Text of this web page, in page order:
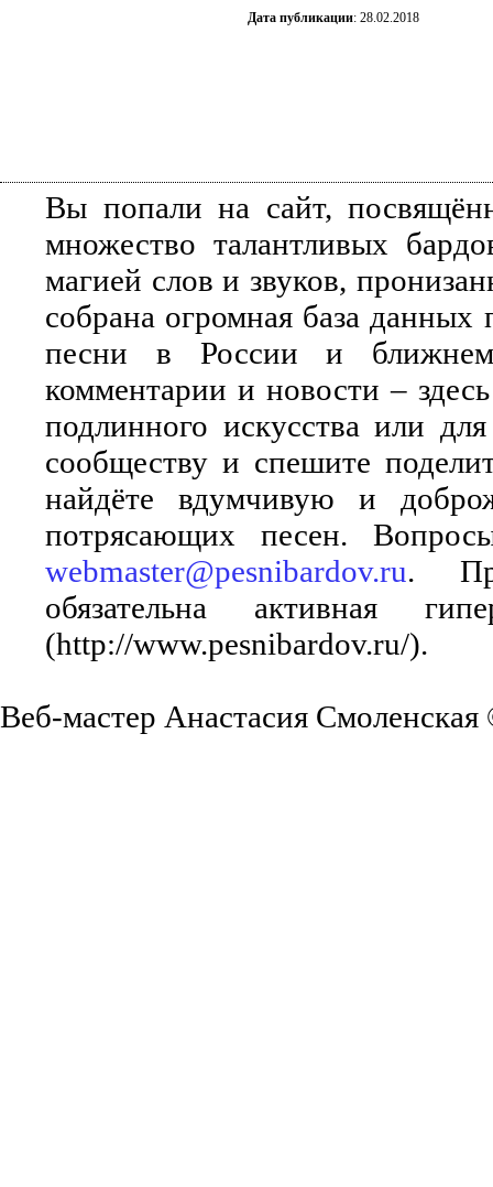
Дата публикации: 28.02.2018
Вы попали на сайт,
множество талантливых
магией слов и звуков,
собрана огромная база
песни в России и ближнем
комментарии и новости –
подлинного искусства или
сообществу и спешите
найдёте вдумчивую и
потрясающих песен.
webmaster@pesnibardov.ru.
обязательна активная
(http://www.pesnibardov.ru/).
Веб-мастер Анастасия